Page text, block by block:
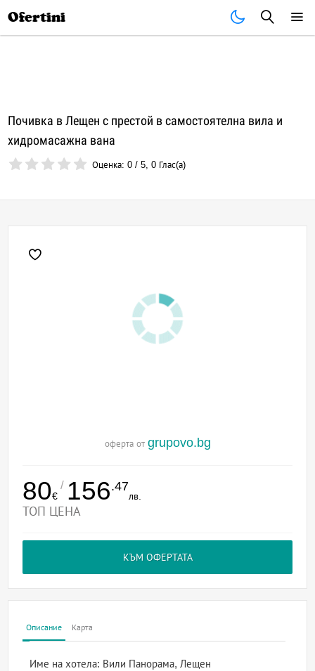
Ofertini
Почивка в Лещен с престой в самостоятелна вила и
хидромасажна вана
Оценка:0 /5,0 Глас(а)
оферта от grupovo.bg
80€
/ 156.47
лв.
ТОП ЦЕНА
КЪМ ОФЕРТАТА
Описание Карта
Име на хотела: Вили Панорама, Лещен